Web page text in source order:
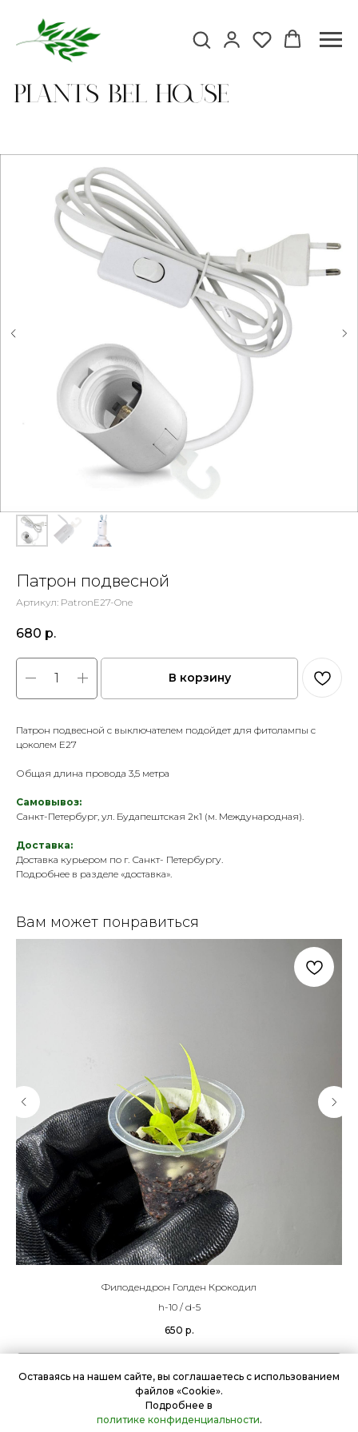
Plants Bel house
Оставаясь на нашем сайте, вы соглашаетесь с использованием
файлов «Cookie».
Подробнее в
политике конфиденциальности.
Патрон подвесной
Артикул: PatronE27-One
680 р.
В корзину
Патрон подвесной с выключателем подойдет для фитолампы с
цоколем Е27
Общая длина провода 3,5 метра
Самовывоз:
Санкт-Петербург, ул. Будапештская 2к1 (м. Международная).
Доставка:
Доставка курьером по г. Санкт- Петербургу.
Подробнее в разделе «доставка».
Вам может понравиться
Филодендрон Голден Крокодил
h-10 / d-5
650 р.
В корзину